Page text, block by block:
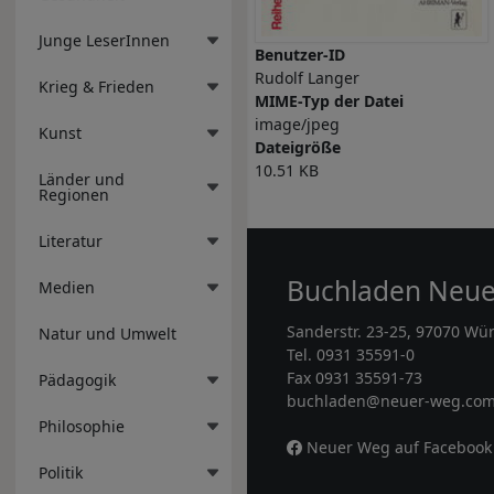
Junge LeserInnen
Krieg & Frieden
Kunst
Länder und
Regionen
Literatur
Medien
Natur und Umwelt
Pädagogik
Philosophie
Politik
Benutzer-ID
Rudolf Langer
MIME-Typ der Datei
image/jpeg
Dateigröße
10.51 KB
Buchladen
Sanderstr. 23-25, 97070
Tel. 0931 35591-0
Fax 0931 35591-73
buchladen@neuer-weg.com
Neuer Weg auf Facebook